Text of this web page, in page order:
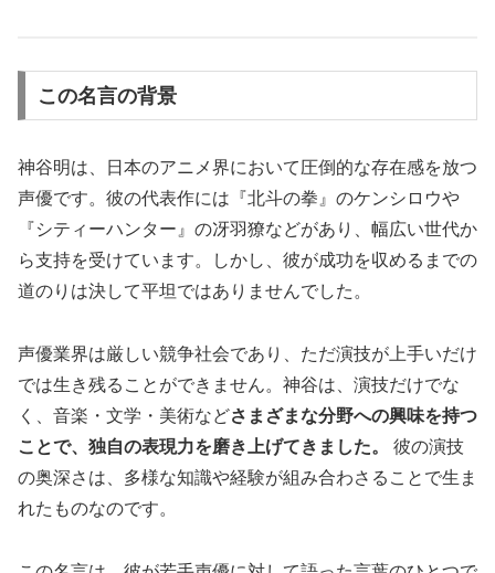
この名言の背景
神谷明は、日本のアニメ界において圧倒的な存在感を放つ
声優です。彼の代表作には『北斗の拳』のケンシロウや
『シティーハンター』の冴羽獠などがあり、幅広い世代か
ら支持を受けています。しかし、彼が成功を収めるまでの
道のりは決して平坦ではありませんでした。
声優業界は厳しい競争社会であり、ただ演技が上手いだけ
では生き残ることができません。神谷は、演技だけでな
く、音楽・文学・美術などさまざまな分野への興味を持つ
ことで、独自の表現力を磨き上げてきました。
彼の演技
の奥深さは、多様な知識や経験が組み合わさることで生ま
れたものなのです。